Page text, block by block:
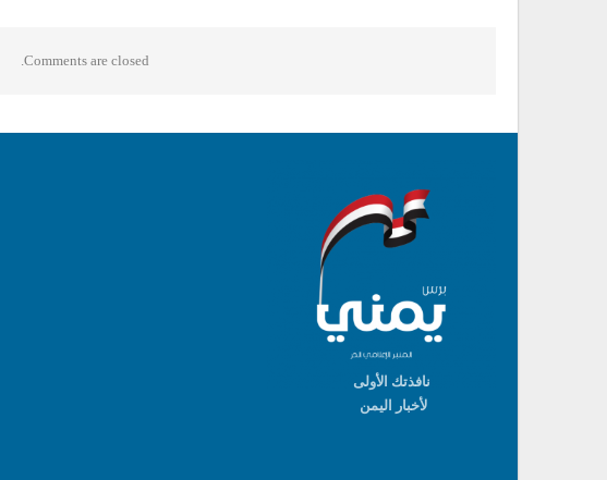
Comments are closed.
نافذتك الأولى
لأخبار اليمن